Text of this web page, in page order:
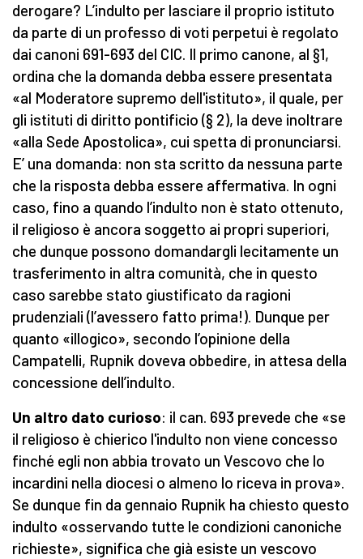
derogare? L’indulto per lasciare il proprio istituto
da parte di un professo di voti perpetui è regolato
dai canoni 691-693 del CIC. Il primo canone, al §1,
ordina che la domanda debba essere presentata
«al Moderatore supremo dell'istituto», il quale, per
gli istituti di diritto pontificio (§ 2), la deve inoltrare
«alla Sede Apostolica», cui spetta di pronunciarsi.
E’ una domanda: non sta scritto da nessuna parte
che la risposta debba essere affermativa. In ogni
caso, fino a quando l’indulto non è stato ottenuto,
il religioso è ancora soggetto ai propri superiori,
che dunque possono domandargli lecitamente un
trasferimento in altra comunità, che in questo
caso sarebbe stato giustificato da ragioni
prudenziali (l’avessero fatto prima!). Dunque per
quanto «illogico», secondo l’opinione della
Campatelli, Rupnik doveva obbedire, in attesa della
concessione dell’indulto.
Un altro dato curioso: il can. 693 prevede che «se
il religioso è chierico l'indulto non viene concesso
finché egli non abbia trovato un Vescovo che lo
incardini nella diocesi o almeno lo riceva in prova».
Se dunque fin da gennaio Rupnik ha chiesto questo
indulto «osservando tutte le condizioni canoniche
richieste», significa che già esiste un vescovo